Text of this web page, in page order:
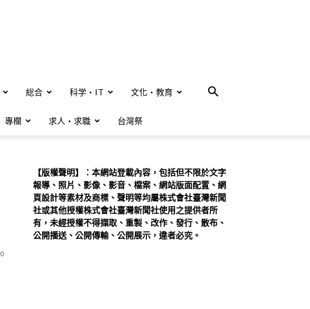
総合 科学・IT 文化・教育
專欄 求人・求職 台灣祭
0
【版權聲明】：本網站登載內容，包括但不限於文字
報導、照片、影像、影音、檔案、網站版面配置、網
頁設計等素材及商標、聲明等均屬株式會社臺灣新聞
社或其他授權株式會社臺灣新聞社使用之提供者所
有，未經授權不得擷取、重製、改作、發行、散布、
公開播送、公開傳輸、公開展示，違者必究。